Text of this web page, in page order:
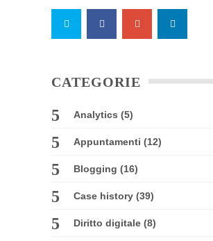
CATEGORIE
Analytics (5)
Appuntamenti (12)
Blogging (16)
Case history (39)
Diritto digitale (8)